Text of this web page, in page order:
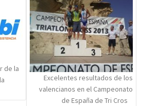
de la
Excelentes resultados de los
valencianos en el Campeonato
de España de Tri Cros